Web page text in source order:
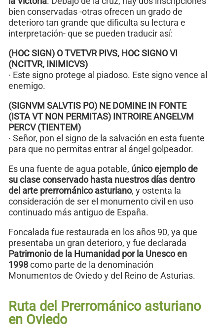
bien conservadas -otras ofrecen un grado de
deterioro tan grande que dificulta su lectura e
interpretación- que se pueden traducir así:
(HOC SIGN) O TVETVR PIVS, HOC SIGNO VI
(NCITVR, INIMICVS)
· Este signo protege al piadoso. Este signo vence al
enemigo.
(SIGNVM SALVTIS PO) NE DOMINE IN FONTE
(ISTA VT NON PERMITAS) INTROIRE ANGELVM
PERCV (TIENTEM)
· Señor, pon el signo de la salvación en esta fuente
para que no permitas entrar al ángel golpeador.
Es una fuente de agua potable, único ejemplo de
su clase conservado hasta nuestros días dentro
del arte prerrománico asturiano, y ostenta la
consideración de ser el monumento civil en uso
continuado más antiguo de España.
Foncalada fue restaurada en los años 90, ya que
presentaba un gran deterioro, y fue declarada
Patrimonio de la Humanidad por la Unesco en
1998como parte de la denominación
Monumentos de Oviedo y del Reino de Asturias.
Ruta del Prerrománico asturiano
en Oviedo